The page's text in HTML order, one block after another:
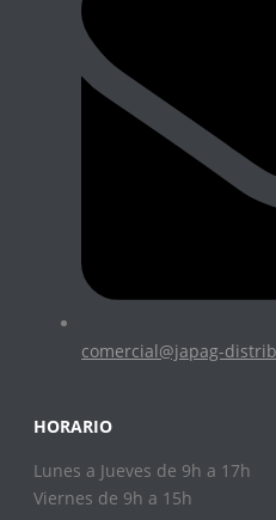
comercial@japag-
HORARIO
Lunes a Jueves de 9h a 17h
Viernes de 9h a 15h